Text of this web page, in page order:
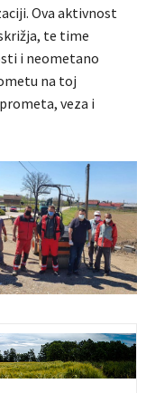
Ova aktivnost
te time
i neometano
na toj
veza i